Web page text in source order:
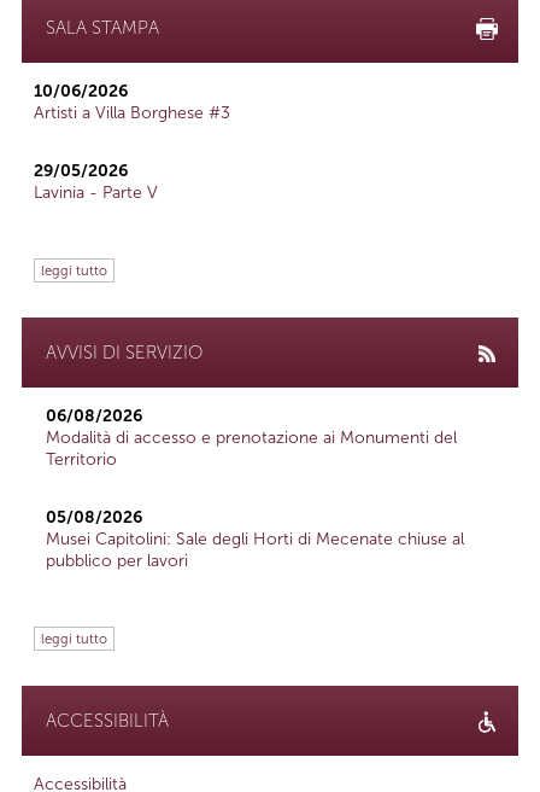
SALA STAMPA
10/06/2026
Artisti a Villa Borghese #3
29/05/2026
Lavinia - Parte V
leggi tutto
AVVISI DI SERVIZIO
06/08/2026
Modalità di accesso e prenotazione ai Monumenti del
Territorio
05/08/2026
Musei Capitolini: Sale degli Horti di Mecenate chiuse al
pubblico per lavori
leggi tutto
ACCESSIBILITÀ
Accessibilità